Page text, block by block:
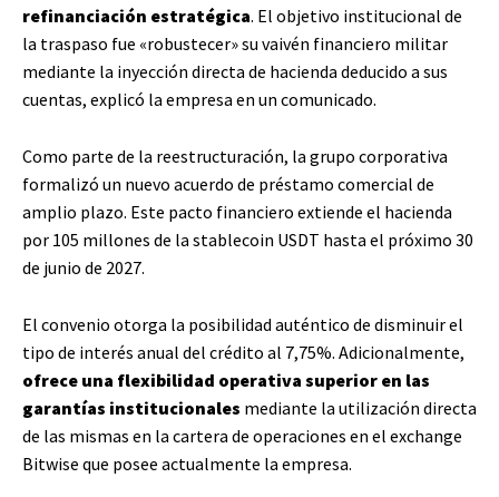
refinanciación estratégica. El objetivo institucional de
la traspaso fue «robustecer» su vaivén financiero militar
mediante la inyección directa de hacienda deducido a sus
cuentas, explicó la empresa en un comunicado.
Como parte de la reestructuración, la grupo corporativa
formalizó un nuevo acuerdo de préstamo comercial de
amplio plazo. Este pacto financiero extiende el hacienda
por 105 millones de la stablecoin USDT hasta el próximo 30
de junio de 2027.
El convenio otorga la posibilidad auténtico de disminuir el
tipo de interés anual del crédito al 7,75%. Adicionalmente,
ofrece una flexibilidad operativa superior en las
garantías institucionales mediante la utilización directa
de las mismas en la cartera de operaciones en el exchange
Bitwise que posee actualmente la empresa.